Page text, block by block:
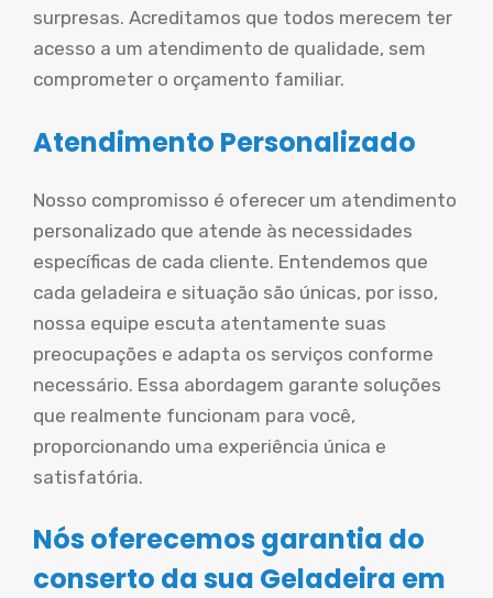
surpresas. Acreditamos que todos merecem ter
acesso a um atendimento de qualidade, sem
comprometer o orçamento familiar.
Atendimento Personalizado
Nosso compromisso é oferecer um atendimento
personalizado que atende às necessidades
específicas de cada cliente. Entendemos que
cada geladeira e situação são únicas, por isso,
nossa equipe escuta atentamente suas
preocupações e adapta os serviços conforme
necessário. Essa abordagem garante soluções
que realmente funcionam para você,
proporcionando uma experiência única e
satisfatória.
Nós oferecemos garantia do
conserto da sua Geladeira em